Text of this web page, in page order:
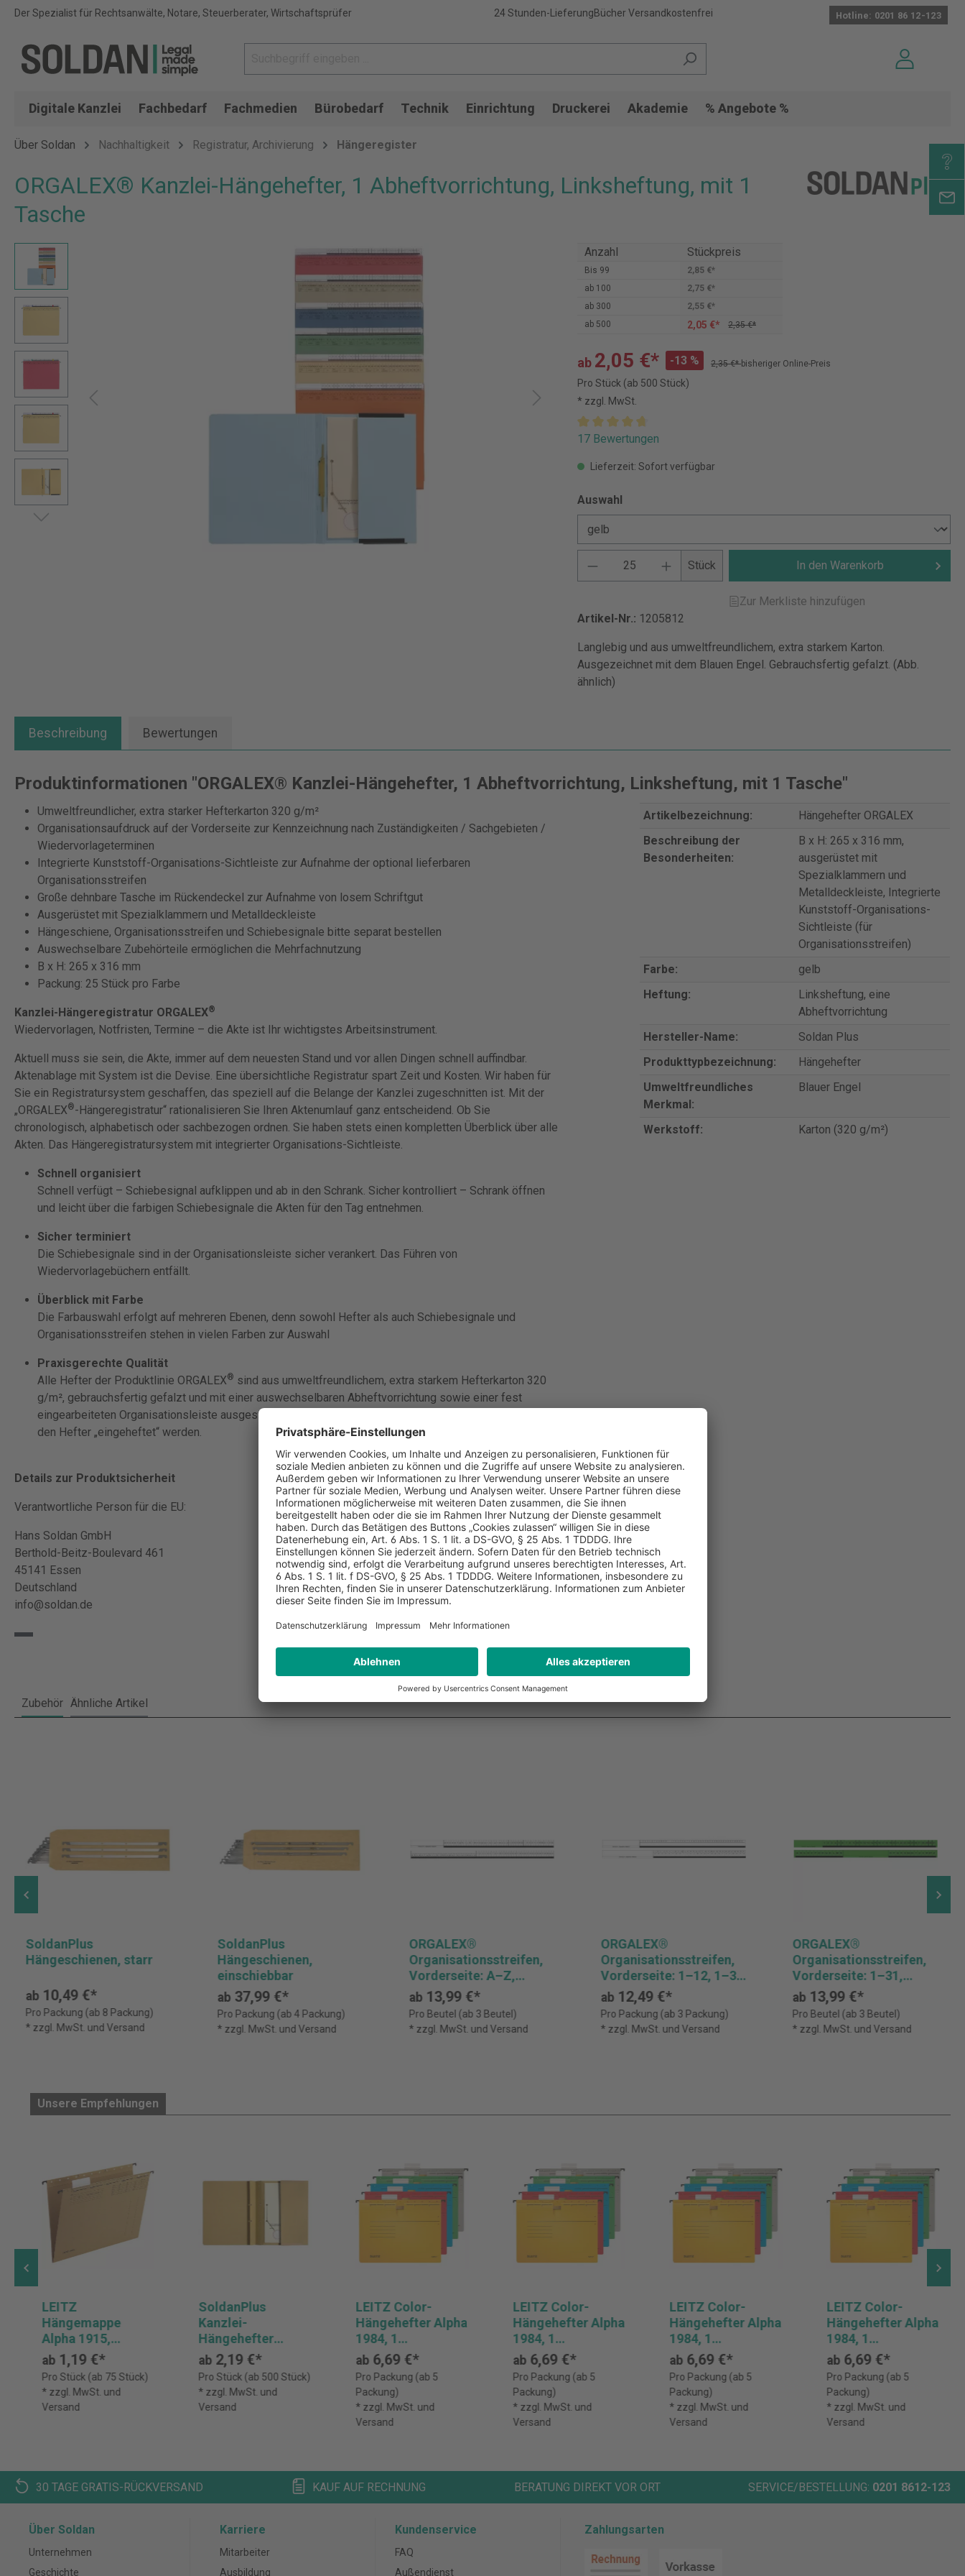
Der Spezialist für Rechtsanwälte, Notare, Steuerberater, Wirtschaftsprüfer 24 Stunden-LieferungBücher Versandkostenfrei Hotline: 0201 86 12-123
Digitale Kanzlei Fachbedarf Fachmedien Bürobedarf Technik Einrichtung Druckerei Akademie % Angebote %
Über Soldan Nachhaltigkeit Registratur, Archivierung Hängeregister
ORGALEX® Kanzlei-Hängehefter, 1 Abheftvorrichtung, Linksheftung, mit 1
Tasche
Anzahl Stückpreis
Bis 99
2,85 €*
ab 100
2,75 €*
ab 300
2,55 €*
ab 500 2,05 €* 2,35 €*
ab 2,05 €* -13 % 2,35 €*bisheriger Online-Preis
Pro Stück (ab 500 Stück)
* zzgl. MwSt.
17 Bewertungen
Lieferzeit: Sofort verfügbar
Auswahl
Stück In den Warenkorb
Zur Merkliste hinzufügen
Artikel-Nr.: 1205812
Langlebig und aus umweltfreundlichem, extra starkem Karton.
Ausgezeichnet mit dem Blauen Engel. Gebrauchsfertig gefalzt. (Abb.
ähnlich)
Beschreibung Bewertungen
Produktinformationen "ORGALEX® Kanzlei-Hängehefter, 1 Abheftvorrichtung, Linksheftung, mit 1 Tasche"
Umweltfreundlicher, extra starker Hefterkarton 320 g/m²
Organisationsaufdruck auf der Vorderseite zur Kennzeichnung nach Zuständigkeiten / Sachgebieten /
Wiedervorlageterminen
Integrierte Kunststoff-Organisations-Sichtleiste zur Aufnahme der optional lieferbaren
Organisationsstreifen
Große dehnbare Tasche im Rückendeckel zur Aufnahme von losem Schriftgut
Ausgerüstet mit Spezialklammern und Metalldeckleiste
Hängeschiene, Organisationsstreifen und Schiebesignale bitte separat bestellen
Auswechselbare Zubehörteile ermöglichen die Mehrfachnutzung
B x H: 265 x 316 mm
Packung: 25 Stück pro Farbe
Kanzlei-Hängeregistratur ORGALEX®
Wiedervorlagen, Notfristen, Termine – die Akte ist Ihr wichtigstes Arbeitsinstrument.
Aktuell muss sie sein, die Akte, immer auf dem neuesten Stand und vor allen Dingen schnell auffindbar.
Aktenablage mit System ist die Devise. Eine übersichtliche Registratur spart Zeit und Kosten. Wir haben für
Sie ein Registratursystem geschaffen, das speziell auf die Belange der Kanzlei zugeschnitten ist. Mit der
„ORGALEX®-Hängeregistratur“ rationalisieren Sie Ihren Aktenumlauf ganz entscheidend. Ob Sie
chronologisch, alphabetisch oder sachbezogen ordnen. Sie haben stets einen kompletten Überblick über alle
Akten. Das Hängeregistratursystem mit integrierter Organisations-Sichtleiste.
Schnell organisiert
Schnell verfügt – Schiebesignal aufklippen und ab in den Schrank. Sicher kontrolliert – Schrank öffnen
und leicht über die farbigen Schiebesignale die Akten für den Tag entnehmen.
Sicher terminiert
Die Schiebesignale sind in der Organisationsleiste sicher verankert. Das Führen von
Wiedervorlagebüchern entfällt.
Überblick mit Farbe
Die Farbauswahl erfolgt auf mehreren Ebenen, denn sowohl Hefter als auch Schiebesignale und
Organisationsstreifen stehen in vielen Farben zur Auswahl
Praxisgerechte Qualität
Alle Hefter der Produktlinie ORGALEX® sind aus umweltfreundlichem, extra starkem Hefterkarton 320
g/m², gebrauchsfertig gefalzt und mit einer auswechselbaren Abheftvorrichtung sowie einer fest
eingearbeiteten Organisationsleiste ausgestattet. Separat zu bestellen sind die Hängeschienen, die in
den Hefter „eingeheftet“ werden.
Details zur Produktsicherheit
Verantwortliche Person für die EU:
Hans Soldan GmbH
Berthold-Beitz-Boulevard 461
45141 Essen
Deutschland
info@soldan.de
Artikelbezeichnung:
Hängehefter ORGALEX
Beschreibung der
Besonderheiten:
B x H: 265 x 316 mm,
ausgerüstet mit
Spezialklammern und
Metalldeckleiste, Integrierte
Kunststoff-Organisations-
Sichtleiste (für
Organisationsstreifen)
Farbe:
gelb
Heftung:
Linksheftung, eine
Abheftvorrichtung
Hersteller-Name:
Soldan Plus
Produkttypbezeichnung:
Hängehefter
Umweltfreundliches
Merkmal:
Blauer Engel
Werkstoff: Karton (320 g/m²)
Zubehör Ähnliche Artikel
SoldanPlus
Hängeschienen, starr
ab 10,49 €*
Pro Packung (ab 8 Packung)
* zzgl. MwSt. und Versand
SoldanPlus
Hängeschienen,
einschiebbar
ab 37,99 €*
Pro Packung (ab 4 Packung)
* zzgl. MwSt. und Versand
ORGALEX®
Organisationsstreifen,
Vorderseite: A–Z,
5/10/15/20/25/30, I–XII,
Rückseite: A–Z, 1–31,
weiß
ab 13,99 €*
Pro Beutel (ab 3 Beutel)
* zzgl. MwSt. und Versand
ORGALEX®
Organisationsstreifen,
Vorderseite: 1–12, 1–31,
Rückseite: 1–31, A–Z,
weiß
ab 12,49 €*
Pro Packung (ab 3 Packung)
* zzgl. MwSt. und Versand
ORGALEX®
Organisationsstreifen,
Vorderseite: 1–31,
Rückseite: A–Z
ab 13,99 €*
Pro Beutel (ab 3 Beutel)
* zzgl. MwSt. und Versand
Unsere Empfehlungen
LEITZ
Hängemappe
Alpha 1915,
seitlich offen
ab1,19 €*
Pro Stück (ab 75 Stück)
* zzgl. MwSt. und
Versand
SoldanPlus
Kanzlei-
Hängehefter
CLASSIC LIGHT, 2
Abheftvorrichtung
en,
Rechts-/Linksheft
ab 2,19 €*
Pro Stück (ab 500 Stück)
* zzgl. MwSt. und
Versand
LEITZ Color-
Hängehefter Alpha
1984, 1
Abheftvorrichtung
, Rechtsheftung,
Pack: 5 Stück
ab 6,69 €*
Pro Packung (ab 5
Packung)
* zzgl. MwSt. und
Versand
LEITZ Color-
Hängehefter Alpha
1984, 1
Abheftvorrichtung
, Rechtsheftung,
Pack: 5 Stück
ab6,69 €*
Pro Packung (ab 5
Packung)
* zzgl. MwSt. und
Versand
LEITZ Color-
Hängehefter Alpha
1984, 1
Abheftvorrichtung
, Rechtsheftung,
Pack: 5 Stück
ab 6,69 €*
Pro Packung (ab 5
Packung)
* zzgl. MwSt. und
Versand
LEITZ Color-
Hängehefter Alpha
1984, 1
Abheftvorrichtung
, Rechtsheftung,
Pack: 5 Stück
ab 6,69 €*
Pro Packung (ab 5
Packung)
* zzgl. MwSt. und
Versand
30 TAGE GRATIS-RÜCKVERSAND KAUF AUF RECHNUNG BERATUNG DIREKT VOR ORT SERVICE/BESTELLUNG: 0201 8612-123
Über Soldan
Unternehmen
Geschichte
Karriere
Mitarbeiter
Ausbildung
Kundenservice
FAQ
Außendienst
Zahlungsarten